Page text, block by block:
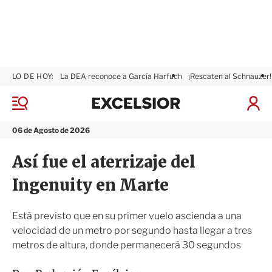
M
n
06 de Agosto de 2026
LO DE HOY: La DEA reconoce a García Harfuch ¡Rescaten al Schnauzer!
I
x
s
i
Así fue el aterrizaje del
Ingenuity en Marte
Está previsto que en su primer vuelo ascienda a una
velocidad de un metro por segundo hasta llegar a tres
metros de altura, donde permanecerá 30 segundos